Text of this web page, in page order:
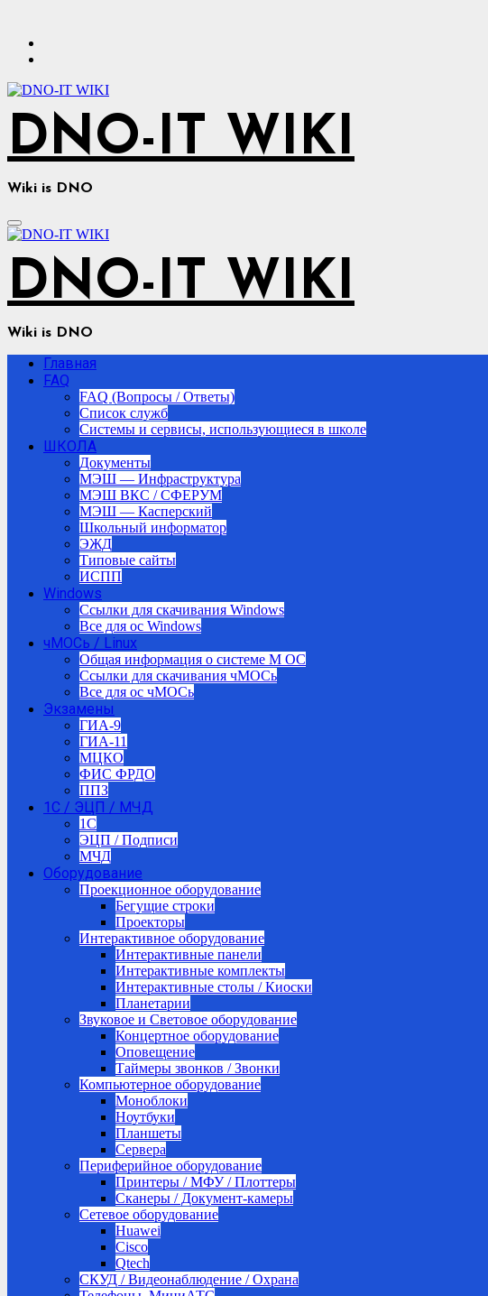
содержимому
DNO-IT WIKI
Wiki is DNO
DNO-IT WIKI
Wiki is DNO
Главная
FAQ
FAQ (Вопросы / Ответы)
Список служб
Системы и сервисы, использующиеся в школе
ШКОЛА
Документы
МЭШ — Инфраструктура
МЭШ ВКС / СФЕРУМ
МЭШ — Касперский
Школьный информатор
ЭЖД
Типовые сайты
ИСПП
Windows
Ссылки для скачивания Windows
Все для ос Windows
чМОСь / Linux
Общая информация о системе М ОС
Ссылки для скачивания чМОСь
Все для ос чМОСь
Экзамены
ГИА-9
ГИА-11
МЦКО
ФИС ФРДО
ППЗ
1С / ЭЦП / МЧД
1C
ЭЦП / Подписи
МЧД
Оборудование
Проекционное оборудование
Бегущие строки
Проекторы
Интерактивное оборудование
Интерактивные панели
Интерактивные комплекты
Интерактивные столы / Киоски
Планетарии
Звуковое и Световое оборудование
Концертное оборудование
Оповещение
Таймеры звонков / Звонки
Компьютерное оборудование
Моноблоки
Ноутбуки
Планшеты
Сервера
Периферийное оборудование
Принтеры / МФУ / Плоттеры
Сканеры / Документ-камеры
Сетевое оборудование
Huawei
Cisco
Qtech
СКУД / Видеонаблюдение / Охрана